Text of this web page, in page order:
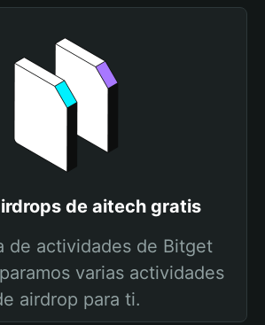
de aitech gratis
de actividades de Bitget
varias actividades
airdrop para ti.